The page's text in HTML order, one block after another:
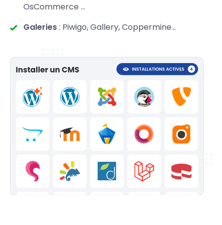
OsCommerce ...
Galeries: Piwigo, Gallery, Coppermine...